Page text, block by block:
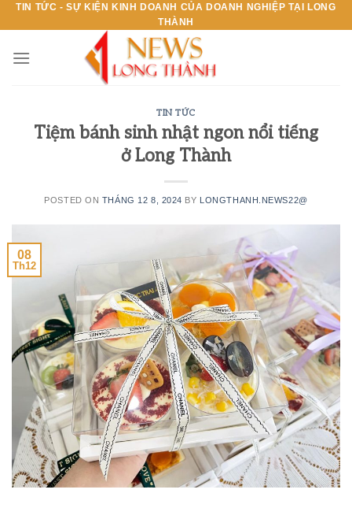
Skip
to
TIN TỨC - SỰ KIỆN KINH DOANH CỦA DOANH NGHIỆP TẠI LONG
THÀNH
TIN TỨC
Tiệm bánh sinh nhật ngon nổi tiếng
ở Long Thành
POSTED ON THÁNG 12 8, 2024 BY LONGTHANH.NEWS22@
08
Th12